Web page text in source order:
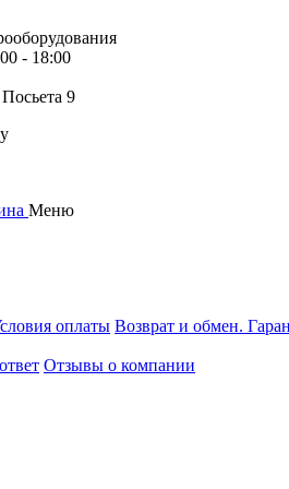
- 18:00
9
Меню
оплаты Возврат и обмен.
Отзывы о компании